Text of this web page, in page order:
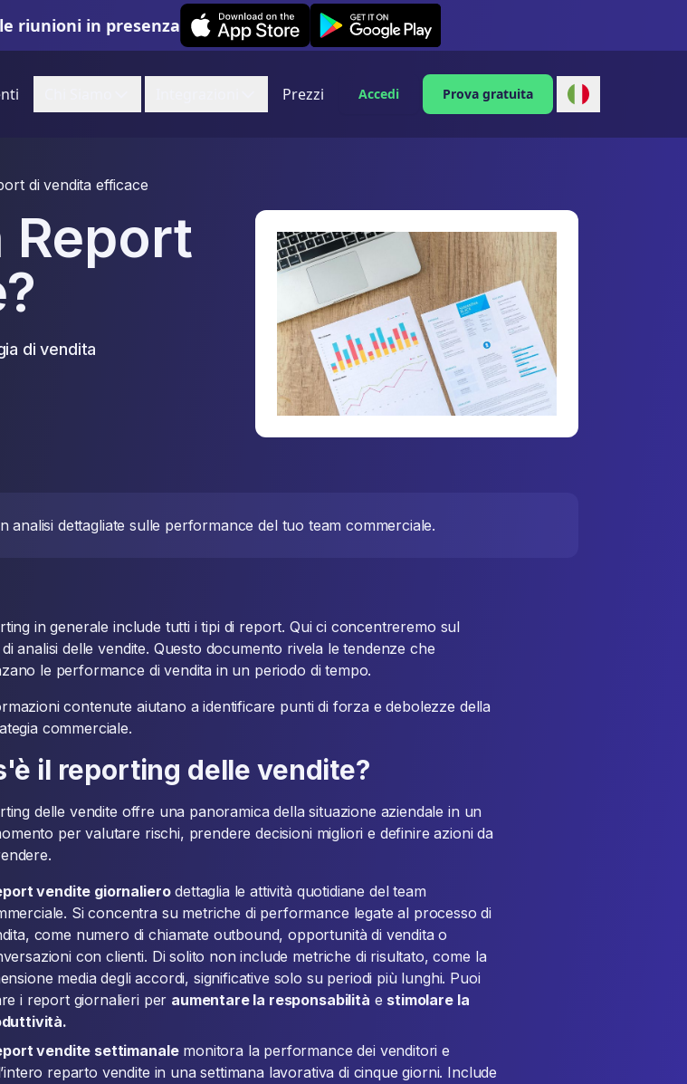
riunioni in presenza
Leexi on iOS Leexi on Android
Prezzi Accedi Prova gratuita
di vendita efficace
Report
di vendita
dettagliate sulle performance del tuo team commerciale.
in generale include tutti i tipi di report. Qui ci concentreremo sul
analisi delle vendite. Questo documento rivela le tendenze che
le performance di vendita in un periodo di tempo.
contenute aiutano a identificare punti di forza e debolezze della
commerciale.
il reporting delle vendite?
delle vendite offre una panoramica della situazione aziendale in un
per valutare rischi, prendere decisioni migliori e definire azioni da
vendite giornalierodettaglia le attività quotidiane del team
Si concentra su metriche di performance legate al processo di
come numero di chiamate outbound, opportunità di vendita o
con clienti. Di solito non include metriche di risultato, come la
media degli accordi, significative solo su periodi più lunghi. Puoi
i report giornalieri per aumentare la responsabilità e stimolare la
vendite settimanalemonitora la performance dei venditori e
reparto vendite in una settimana lavorativa di cinque giorni. Include